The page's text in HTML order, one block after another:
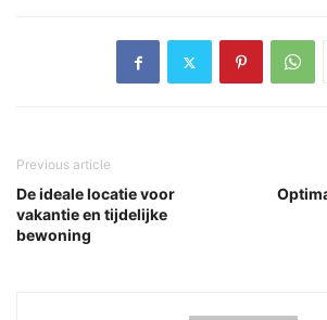
Previous article
De ideale locatie voor
vakantie en tijdelijke
bewoning